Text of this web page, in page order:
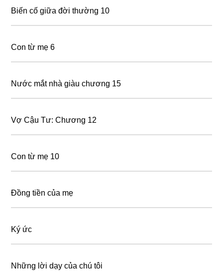
Biến cố giữa đời thường 10
Con từ mẹ 6
Nước mắt nhà giàu chương 15
Vợ Cậu Tư: Chương 12
Con từ mẹ 10
Đồng tiền của mẹ
Ký ức
Những lời dạy của chú tôi